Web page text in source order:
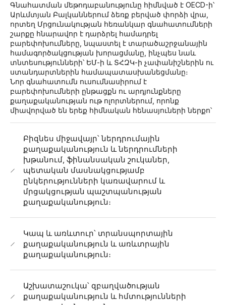
Գնահատման մեթոդաբանությունը հիմնված է OECD-ի՝
Արևմտյան Բալկաններում ձեռք բերված փորձի վրա,
որտեղ Մրցունակության հեռանկար գնահատումների
շարքը հնարավոր է դարձրել համադրել
բարեփոխումները, նպաստել է տարածաշրջանային
համագործակցության խորացմանը, ինչպես նաև
տնտեսությունների՝ ԵՄ-ի և ՏՀԶԿ-ի չափանիշներին ու
ստանդարտներին համապատասխանեցմանը։
Նոր գնահատումն ուսումնասիրում է
բարեփոխումների ընթացքն ու արդյունքները
քաղաքականության ութ ոլորտներում, որոնք
միավորված են երեք հիմնական հենասյուների ներքո՝
Բիզնես միջավայր՝ ներդրումային
քաղաքականություն և ներդրումների
խթանում, ֆինանսական շուկաներ,
պետական մասնակցությամբ
ընկերությունների կառավարում և
մրցակցության պաշտպանության
քաղաքականություն։
Կապ և առևտուր՝ տրանսպորտային
քաղաքականություն և առևտրային
քաղաքականություն։
Աշխատաշուկա՝ զբաղվածության
քաղաքականություն և հմտությունների